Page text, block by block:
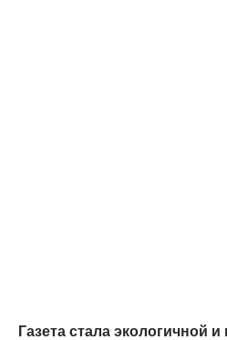
Газета стала экологичной